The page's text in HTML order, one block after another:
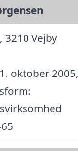
3210 Vejby
oktober 2005,